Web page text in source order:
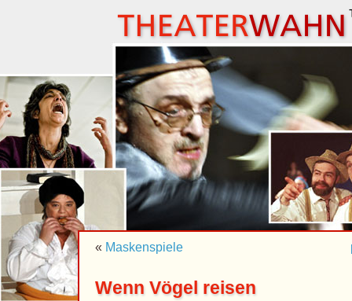
« Maskenspiele
Wenn Vögel reisen